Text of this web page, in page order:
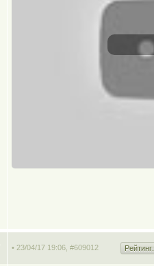
• 23/04/17 19:06, #609012 Рейтинг: